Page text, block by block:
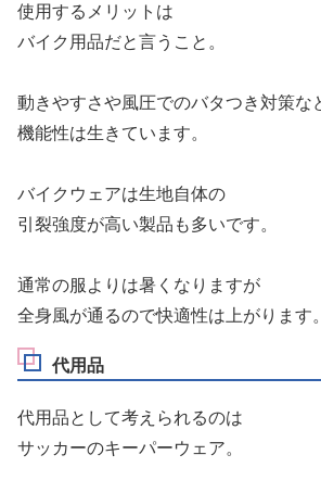
使用するメリットは
バイク用品だと言うこと。
動きやすさや風圧でのバタつき対策な
機能性は生きています。
バイクウェアは生地自体の
引裂強度が高い製品も多いです。
通常の服よりは暑くなりますが
全身風が通るので快適性は上がります。
代用品
代用品として考えられるのは
サッカーのキーパーウェア。